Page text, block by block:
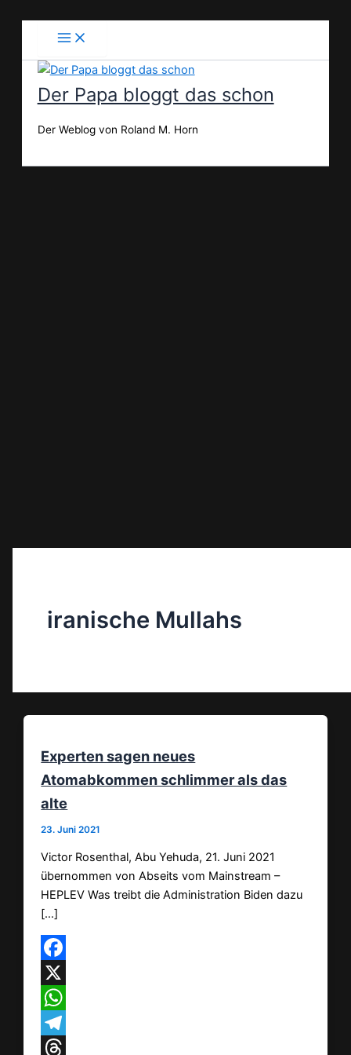
Der Papa bloggt das schon
Der Weblog von Roland M. Horn
iranische Mullahs
Experten sagen neues
Atomabkommen schlimmer als das
alte
23. Juni 2021
Victor Rosenthal, Abu Yehuda, 21. Juni 2021
übernommen von Abseits vom Mainstream –
HEPLEV Was treibt die Administration Biden dazu
[…]
Facebook
X
WhatsApp
Telegram